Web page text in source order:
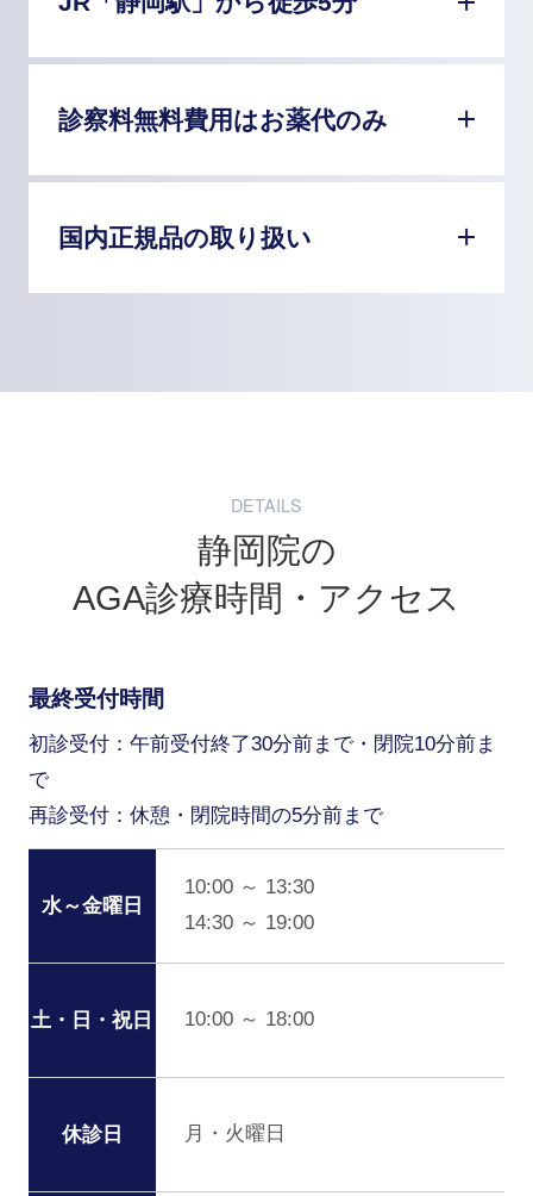
診察料無料費用はお薬代のみ
国内正規品の取り扱い
DETAILS
静岡院の
AGA診療時間・アクセス
最終受付時間
初診受付：午前受付終了30分前まで・閉院10分前ま
で
再診受付：休憩・閉院時間の5分前まで
水～金曜日
10:00 ～ 13:30
14:30 ～ 19:00
土・日・祝日 10:00 ～ 18:00
休診日 月・火曜日